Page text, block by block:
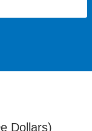
Dollars)